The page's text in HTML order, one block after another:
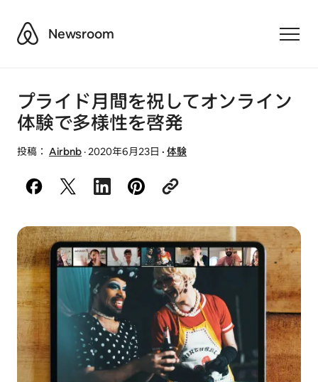
AirbnbNewsroom
プライド月間を祝してオンライン
体験で多様性を啓発
投稿： Airbnb ·2020年6月23日 · 体験